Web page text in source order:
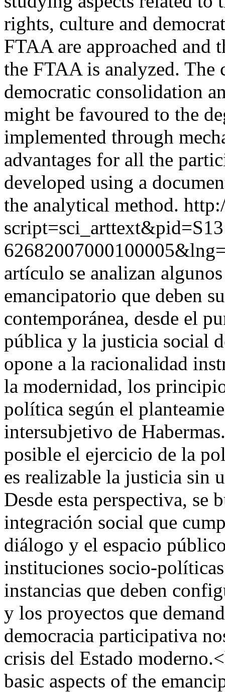
rights, culture and
FTAA are approached
the FTAA is analyzed. The
democratic consolidation
might be favoured to the
implemented through
advantages for all the
developed using a
the analytical method.
artículo se analizan
emancipatorio que deben
contemporánea, desde el
pública y la justicia social
opone a la racionalidad
la modernidad, los
política según el
intersubjetivo de
posible el ejercicio de la
es realizable la justicia sin
Desde esta perspectiva, se
integración social que
diálogo y el espacio
instituciones socio-
instancias que deben
y los proyectos que
democracia participativa
crisis del Estado
basic aspects of the